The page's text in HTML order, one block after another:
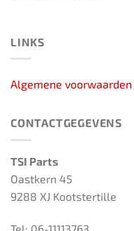
LINKS
Algemene voorwaarden
CONTACTGEGEVENS
TSI Parts
Oastkern 45
9288 XJ Kootstertille
Tel: 06-11113763